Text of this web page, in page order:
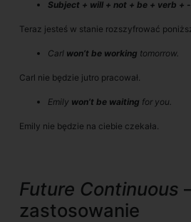
Subject + will + not + be + verb +
Teraz jesteś w stanie rozszyfrować
Carl won’t be working tomorrow.
Carl nie będzie jutro pracował.
Emily won’t be waiting for you.
Emily nie będzie na ciebie czekała.
Future Continuous
zastosowanie